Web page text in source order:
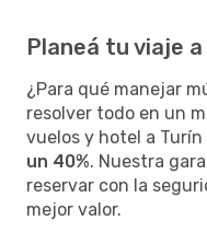
Planeá tu viaje
¿Para qué manejar
resolver todo en un
vuelos y hotel a Turín
un 40%. Nuestra
reservar con la
mejor valor.